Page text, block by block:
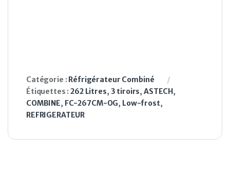
Catégorie :Réfrigérateur Combiné
Étiquettes :262 Litres, 3 tiroirs,ASTECH,
COMBINE, FC-267CM-OG, Low-frost,
REFRIGERATEUR